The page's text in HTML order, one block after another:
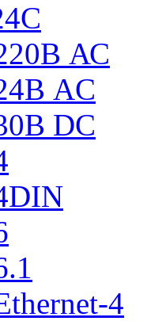
АС
AC
DC
4